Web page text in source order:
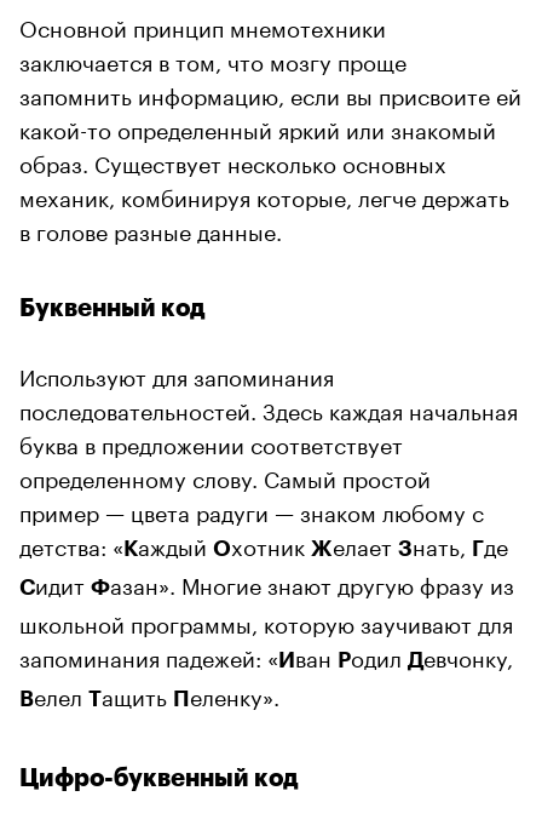
Основной принцип мнемотехники
заключается в том, что мозгу проще
запомнить информацию, если вы присвоите ей
какой-то определенный яркий или знакомый
образ. Существует несколько основных
механик, комбинируя которые, легче держать
в голове разные данные.
Буквенный код
Используют для запоминания
последовательностей. Здесь каждая начальная
буква в предложении соответствует
определенному слову. Самый простой
пример — цвета радуги — знаком любому с
детства: « Каждый Охотник Желает Знать, Где
Сидит Фазан». Многие знают другую фразу из
школьной программы, которую заучивают для
запоминания падежей: « И ван Родил Девчонку,
Велел Тащить П еленку».
Цифро-буквенный код